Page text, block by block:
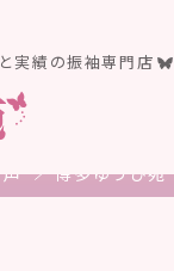
実績の振袖専門店
博多ゆうび苑